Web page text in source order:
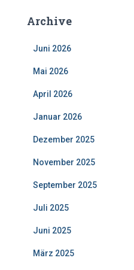
n
Archive
Juni 2026
Mai 2026
April 2026
Januar 2026
Dezember 2025
November 2025
September 2025
Juli 2025
Juni 2025
März 2025